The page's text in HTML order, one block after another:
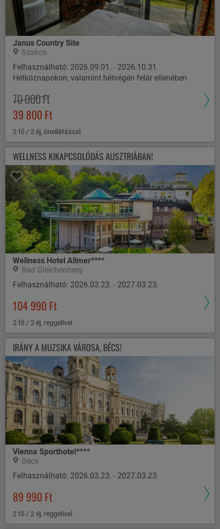
Janus Country Site
Szakcs
Felhasználható: 2026.09.01. - 2026.10.31.
Hétköznapokon, valamint hétvégén felár ellenében
70 000 Ft
39 800 Ft
2 fő / 2 éj, önellátással
WELLNESS KIKAPCSOLÓDÁS AUSZTRIÁBAN!
Wellness Hotel Allmer****
Bad Gleichenberg
Felhasználható: 2026.03.23. - 2027.03.23.
104 990 Ft
2 fő / 2 éj, reggelivel
IRÁNY A MUZSIKA VÁROSA, BÉCS!
Vienna Sporthotel****
Bécs
Felhasználható: 2026.03.23. - 2027.03.23.
89 990 Ft
2 fő / 2 éj, reggelivel